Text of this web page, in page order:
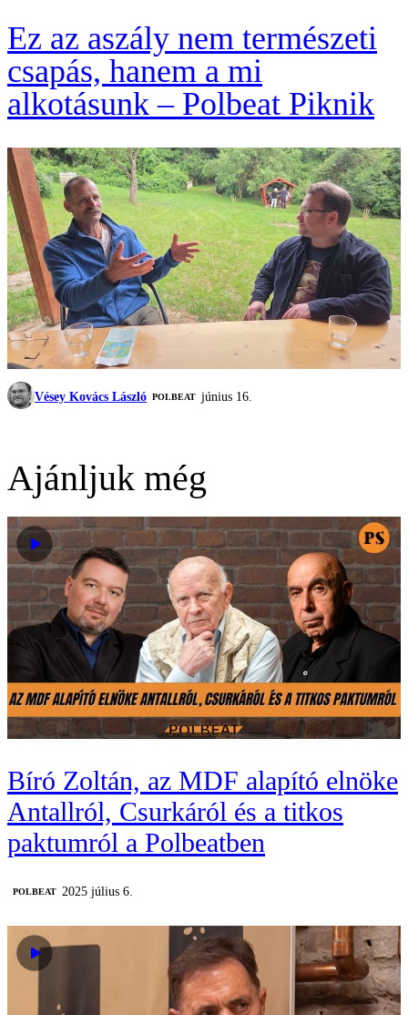
Ez az aszály nem természeti
csapás, hanem a mi
alkotásunk – Polbeat Piknik
Vésey Kovács László ‎POLBEAT június 16.
Ajánljuk még
Bíró Zoltán, az MDF alapító elnöke
Antallról, Csurkáról és a titkos
paktumról a Polbeatben
‎POLBEAT 2025 július 6.